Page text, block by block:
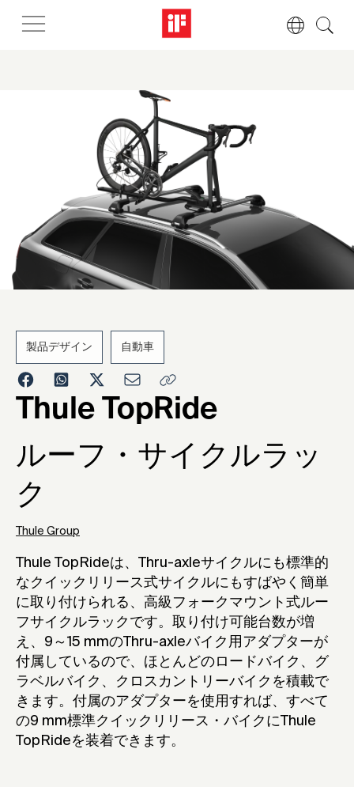
2021
製品デザイン 自動車
Thule TopRide
ルーフ・サイクルラッ
ク
Thule Group
Thule TopRideは、Thru-axleサイクルにも標準的
なクイックリリース式サイクルにもすばやく簡単
に取り付けられる、高級フォークマウント式ルー
フサイクルラックです。取り付け可能台数が増
え、9～15 mmのThru-axleバイク用アダプターが
付属しているので、ほとんどのロードバイク、グ
ラベルバイク、クロスカントリーバイクを積載で
きます。付属のアダプターを使用すれば、すべて
の9 mm標準クイックリリース・バイクにThule
TopRideを装着できます。